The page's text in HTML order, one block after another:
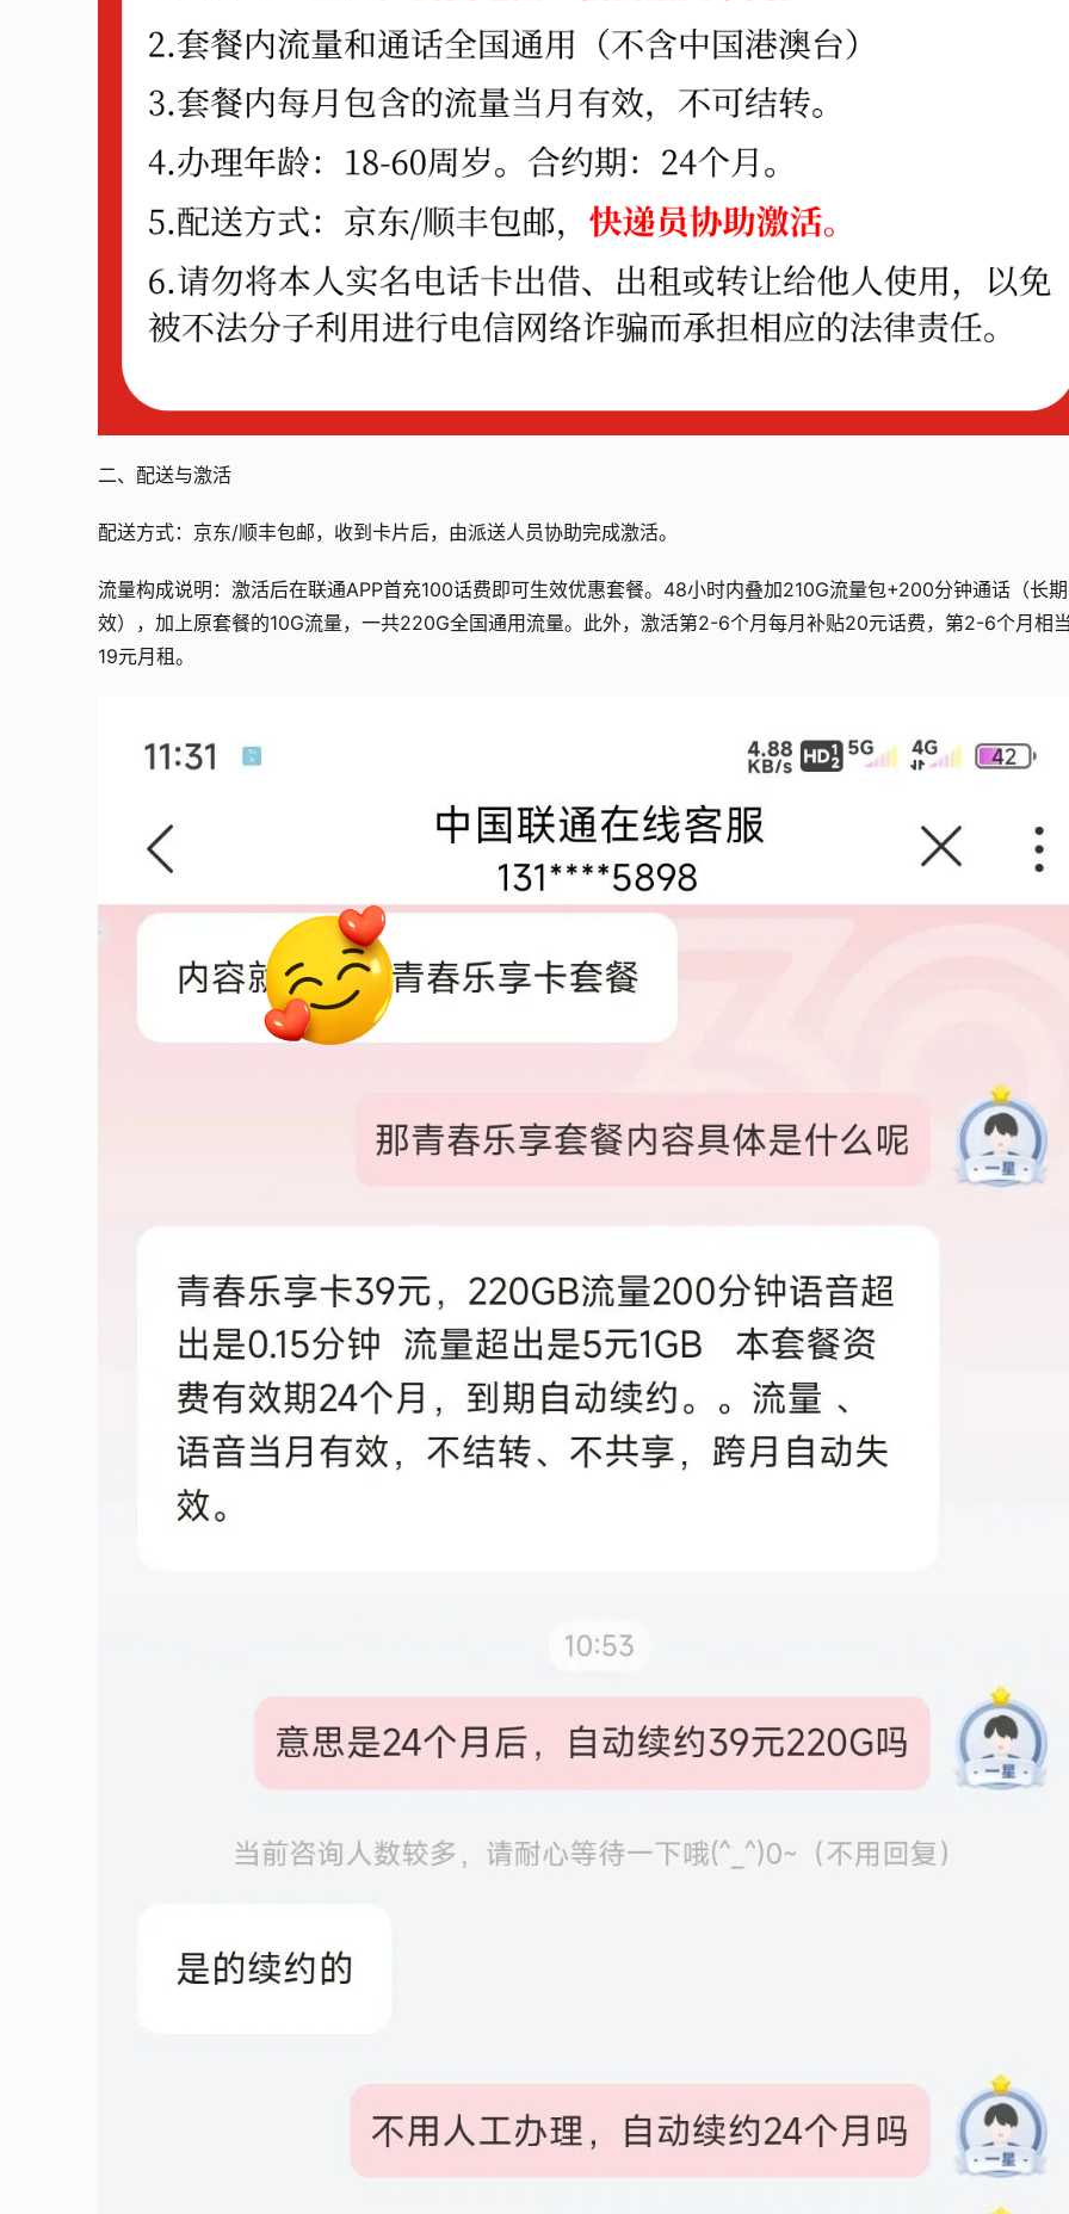
二、配送与激活
配送方式：京东/顺丰包邮，收到卡片后，由派送人员协助完成激活。
流量构成说明：激活后在联通APP首充100话费即可生效优惠套餐。48小时内叠加210G流量包+200分钟通话（长
效），加上原套餐的10G流量，一共220G全国通用流量。此外，激活第2-6个月每月补贴20元话费，第2-6个月相
19元月租。